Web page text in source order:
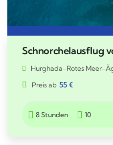
Schnorchelausflug
Hurghada-Rotes Meer-
Preis ab 55 €
8 Stunden 10